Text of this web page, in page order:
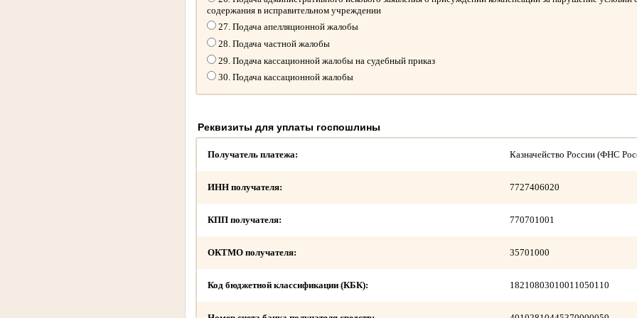
содержания в исправительном учреждении
27. Подача апелляционной жалобы
28. Подача частной жалобы
29. Подача кассационной жалобы на судебный приказ
30. Подача кассационной жалобы
Реквизиты для уплаты госпошлины
Получатель платежа: Казначейство России (ФНС
ИНН получателя: 7727406020
КПП получателя: 770701001
ОКТМО получателя: 35701000
Код бюджетной классификации (КБК): 18210803010011050110